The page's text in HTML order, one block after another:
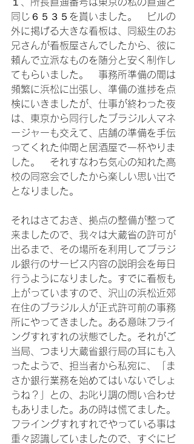
同じ６５３５を貰いました。　ビルの
外に掲げる大きな看板は、同級生のお
兄さんが看板屋さんでしたから、彼に
頼んで立派なものを随分と安く制作し
てもらいました。　事務所準備の間は
頻繁に浜松に出張し、準備の進捗を点
検にいきましたが、仕事が終わった夜
は、東京から同行したブラジル人マネ
ージャーも交えて、店舗の準備を手伝
ってくれた仲間と居酒屋で一杯やりま
した。　それすなわち気心の知れた高
校の同窓会でしたから楽しい思い出で
となりました。
それはさておき、拠点の整備が整って
来ましたので、我々は大蔵省の許可が
出るまで、その場所を利用してブラジ
ル銀行のサービス内容の説明会を毎日
行うようになりました。すでに看板も
上がっていますので、沢山の浜松近郊
在住のブラジル人が正式許可前の事務
所にやってきました。ある意味フライ
ングすれすれの状態でした。それがご
当局、つまり大蔵省銀行局の耳にも入
ったようで、担当者から私宛に、「ま
さか銀行業務を始めてはいないでしょ
うね？」との、お叱り調の問い合わせ
もありました。あの時は慌てました。
フライングすれすれでやっている事は
重々認識していましたので、すぐにビ